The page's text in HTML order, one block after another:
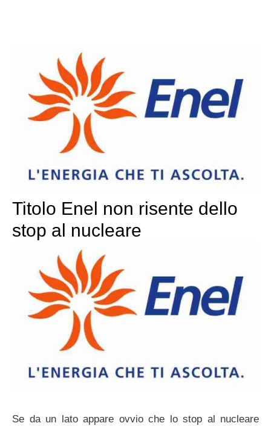
Titolo Enel non risente dello
stop al nucleare
Se da un lato appare ovvio che lo stop al nucleare